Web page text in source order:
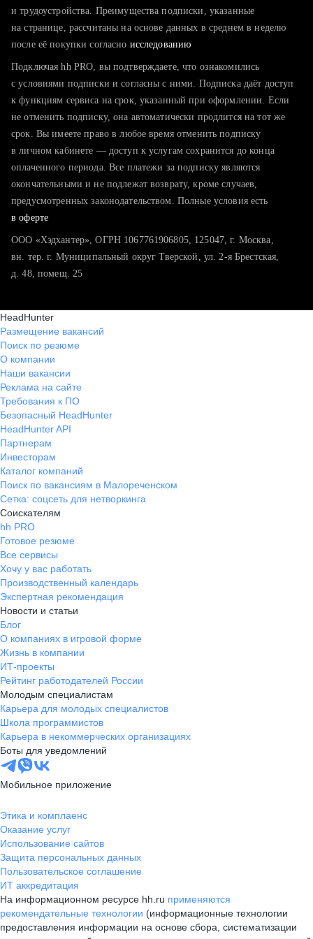
тратите много времени на поиск и вручную поднимаете
хотите сравнить себя с конкурентами и оценить шансы
и трудоустройства. Преимущества подписки, указанные
на странице, рассчитаны на основе данных в среднем в неделю
после её покупки согласно исследованию
Подключая hh PRO, вы подтверждаете, что ознакомились
с условиями подписки и согласны с ними. Подписка даёт доступ
к функциям сервиса на срок, указанный при оформлении. Если
не отменить подписку, она автоматически продлится на тот же
срок. Вы имеете право в любое время отменить подписку
в личном кабинете — доступ к услугам сохранится до конца
оплаченного периода. Все платежи за подписку являются
окончательными и не подлежат возврату, кроме случаев,
предусмотренных законодательством. Полные условия есть
в оферте
ООО «Хэдхантер», ОГРН 1067761906805, 125047, г. Москва,
вн. тер. г. Муниципальный округ Тверской, ул. 2-я Брестская,
д. 48, помещ. 25
HeadHunter
Размещение вакансий
Поиск по резюме
О компании
Наши вакансии
Реклама на сайте
Требования к ПО
Безопасный HeadHunter
HeadHunter API
Партнерам
Инвесторам
Каталог компаний
Поиск по вакансиям в Малореченском
Сетка: соцсеть для нетворкинга
Соискателям
hh PRO
Готовое резюме
Все сервисы
Хочу у вас работать
Производственный календарь
Экспертная рекомендация
Новости и статьи
Блог
О компаниях в игровой форме
Жизнь в компании
ИТ-проекты
Рейтинг работодателей России
Молодым специалистам
Карьера для молодых специалистов
Школа программистов
Карьера в некоммерческих организациях
Боты для уведомлений
Мобильное приложение
Этика и комплаенс
Оказание услуг
Использование сайтов
Защита персональных данных
Пользовательское соглашение
ИТ аккредитация
На информационном ресурсе hh.ru применяются
рекомендательные технологии (информационные технологии
предоставления информации на основе сбора, систематизации